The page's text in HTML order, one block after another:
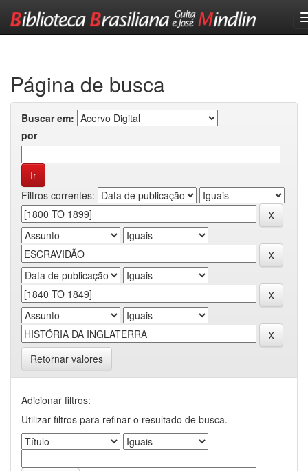
Página de busca
Buscar em:
por
Filtros correntes:
Retornar valores
Adicionar filtros:
Utilizar filtros para refinar o resultado de busca.